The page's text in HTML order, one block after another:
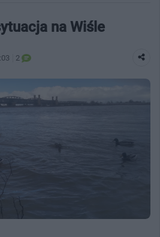
na Wiśle
2